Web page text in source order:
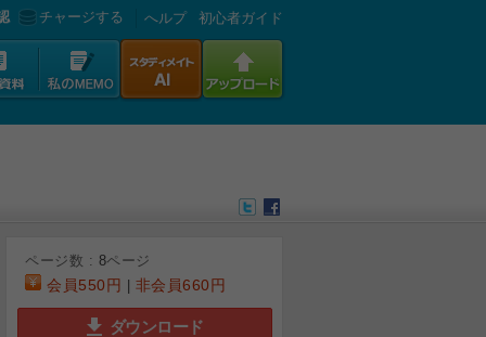
チャージする へルプ 初心者ガイド
ページ数 : 8ページ
会員550円 非会員660円
ダウンロード